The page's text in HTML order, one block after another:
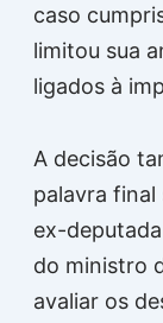
caso
limitou sua
ligados à
A decisão
palavra
ex-
do ministro
avaliar os